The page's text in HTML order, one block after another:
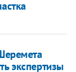
экспертизы